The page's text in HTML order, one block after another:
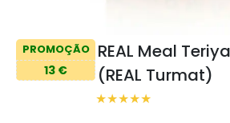
PROMOÇÃO
13 €
REAL Meal
(REAL Turmat)